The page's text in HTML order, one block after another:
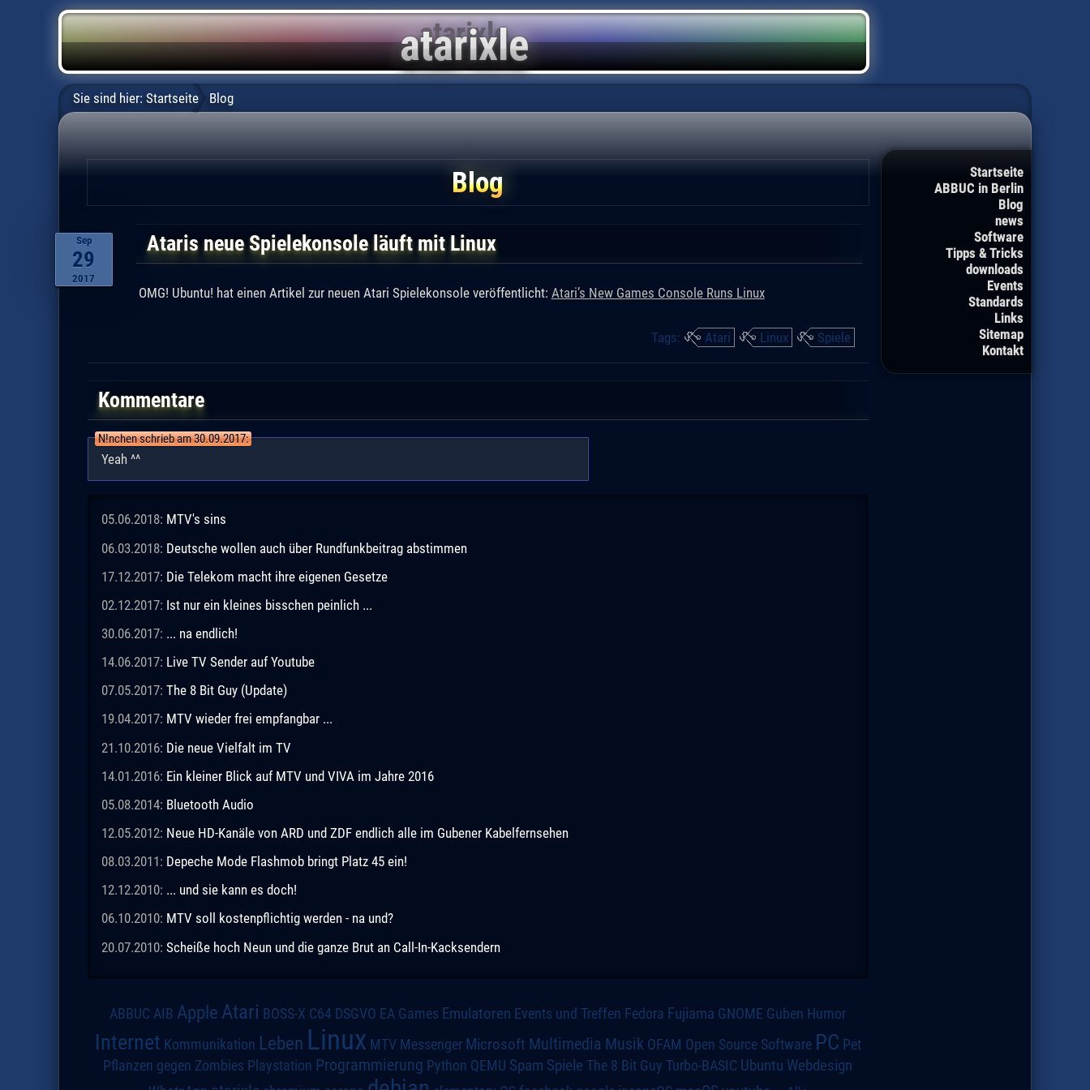
Startseite
ABBUC in Berlin
Blog
news
Software
Tipps & Tricks
downloads
Events
Standards
Links
Sitemap
Kontakt
Sie sind hier: Startseite Blog
Blog
Sep
29
2017
Ataris neue Spielekonsole läuft mit Linux
OMG! Ubuntu! hat einen Artikel zur neuen Atari Spielekonsole veröffentlicht: Atari’s New Games Console Runs Linux
Tags: Atari Linux Spiele
Kommentare
N!nchen schrieb am 30.09.2017:
Yeah ^^
05.06.2018: MTV's sins
06.03.2018: Deutsche wollen auch über Rundfunkbeitrag abstimmen
17.12.2017: Die Telekom macht ihre eigenen Gesetze
02.12.2017: Ist nur ein kleines bisschen peinlich ...
30.06.2017: ... na endlich!
14.06.2017: Live TV Sender auf Youtube
07.05.2017: The 8 Bit Guy (Update)
19.04.2017: MTV wieder frei empfangbar ...
21.10.2016: Die neue Vielfalt im TV
14.01.2016: Ein kleiner Blick auf MTV und VIVA im Jahre 2016
05.08.2014: Bluetooth Audio
12.05.2012: Neue HD-Kanäle von ARD und ZDF endlich alle im Gubener Kabelfernsehen
08.03.2011: Depeche Mode Flashmob bringt Platz 45 ein!
12.12.2010: ... und sie kann es doch!
06.10.2010: MTV soll kostenpflichtig werden - na und?
20.07.2010: Scheiße hoch Neun und die ganze Brut an Call-In-Kacksendern
ABBUC AIB AppleAtari BOSS-X C64 DSGVO EA Games Emulatoren Events und Treffen Fedora Fujiama GNOME Guben Humor
Internet Kommunikation Leben Linux MTV Messenger Microsoft Multimedia Musik OFAM Open Source Software PC Pet
Pflanzen gegen Zombies Playstation Programmierung Python QEMU Spam Spiele The 8 Bit Guy Turbo-BASIC Ubuntu Webdesign